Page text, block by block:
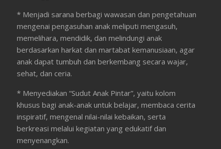
* Menjadi sarana berbagi wawasan dan pengetahuan
mengenai pengasuhan anak meliputi mengasuh,
memelihara, mendidik, dan melindungi anak
berdasarkan harkat dan martabat kemanusiaan, agar
anak dapat tumbuh dan berkembang secara wajar,
sehat, dan ceria.
* Menyediakan “Sudut Anak Pintar”, yaitu kolom
khusus bagi anak-anak untuk belajar, membaca cerita
inspiratif, mengenal nilai-nilai kebaikan, serta
berkreasi melalui kegiatan yang edukatif dan
menyenangkan.